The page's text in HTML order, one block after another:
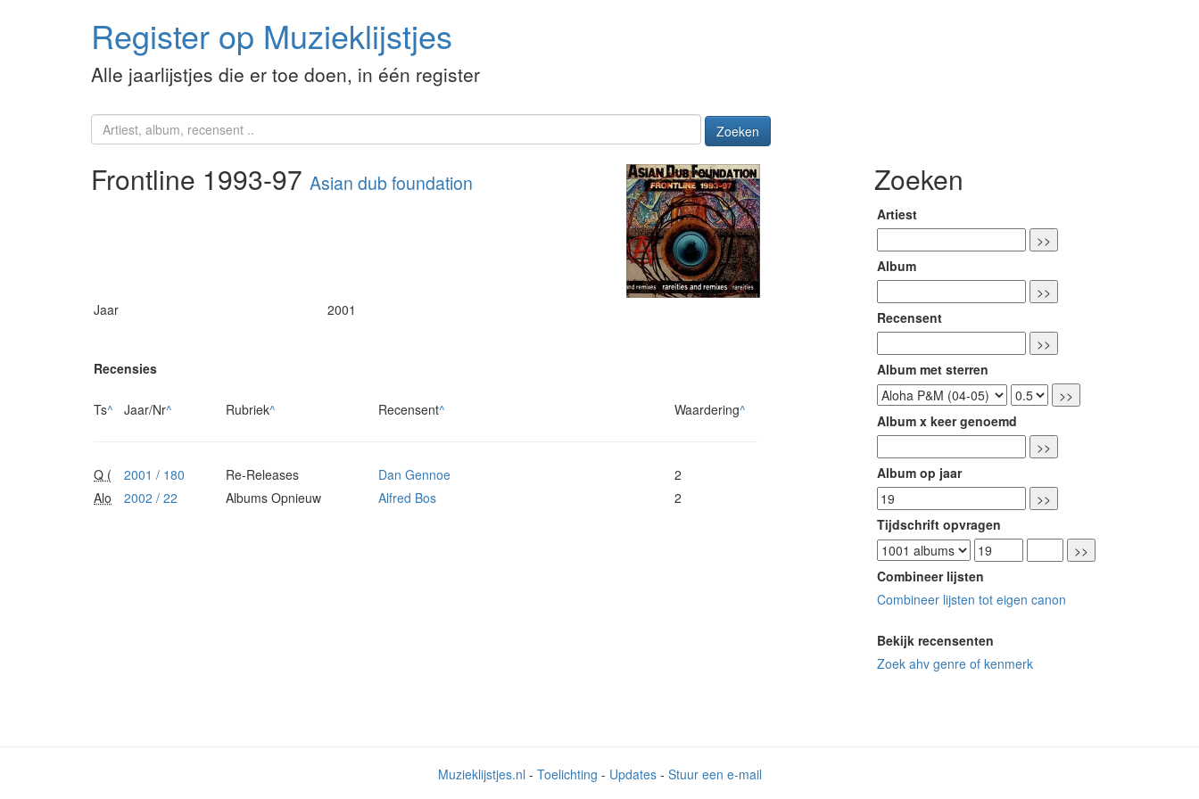
Register op Muzieklijstjes
Alle jaarlijstjes die er toe doen, in één register
Zoeken
Frontline 1993-97 Asian dub foundation
Jaar 2001
Recensies
Ts^ Jaar/Nr^ Rubriek^ Recensent^ Waardering^
Q ( 2001 / 180 Re-Releases Dan Gennoe
2
Alo
2002 / 22 Albums Opnieuw Alfred Bos 2
Zoeken
Artiest
Album
Recensent
Album met sterren
Album x keer genoemd
Album op jaar
Tijdschrift opvragen
Combineer lijsten
Combineer lijsten tot eigen canon
Bekijk recensenten
Zoek ahv genre of kenmerk
Muzieklijstjes.nl - Toelichting - Updates- Stuur een e-mail